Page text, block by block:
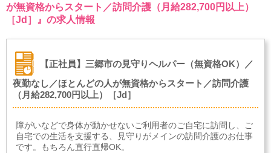
が無資格からスタート／訪問介護（月給282,700円以上）
［Jd］』の求人情報
【正社員】三郷市の見守りヘルパー（無資格OK）／
夜勤なし／ほとんどの人が無資格からスタート／訪問介護
（月給282,700円以上）［Jd］
障がいなどで身体が動かせないご利用者のご自宅に訪問し、ご
自宅での生活を支援する、見守りがメインの訪問介護のお仕事
です。もちろん直行直帰OK。